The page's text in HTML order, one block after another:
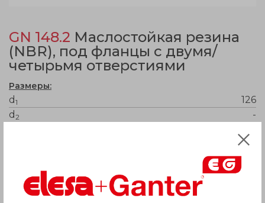
GN 148.2 Маслостойкая резина
(NBR), под фланцы с двумя/
четырьмя отверстиями
Размеры:
d 1
126
d 2
-
150
184